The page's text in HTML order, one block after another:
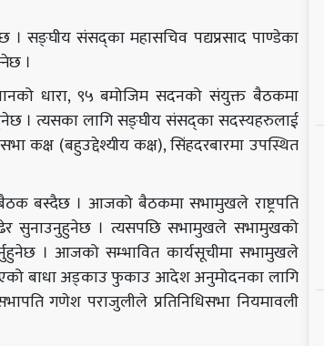
संसद्का महासचिव पद्यप्रसाद पाण्डेका
।
धारा, ९५ बमोजिम सदनको संयुक्त बैठकमा
। त्यसका लागि सङ्घीय संसद्का सदस्यहरुलाई
कक्ष (बहुउद्देश्यीय कक्ष), सिंहदरबारमा उपस्थित
बैठक बस्दैछ । आजको बैठकमा सभामुखले राष्ट्रपति
पढेर सुनाउनुहुनेछ । त्यसपछि सभामुखले सभामुखको
। आजको सम्भावित कार्यसूचीमा सभामुखले
बाधा अड्काउ फुकाउ आदेश अनुमोदनका लागि
गणेश पराजुलीले प्रतिनिधिसभा नियमावली